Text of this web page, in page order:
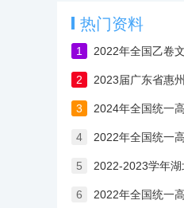
热门资料
1 2022年全国乙卷
2 2023届广东省惠
3 2024年全国统一
4 2022年全国统一
5 2022-2023学年湖
6 2022年全国统一